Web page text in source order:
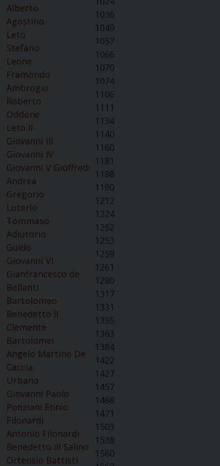
Alberto
Agostino
Leto
Stefano
Leone
Framondo
Ambrogio
Roberto
Oddone
Leto II
Giovanni III
Giovanni IV
Giovanni V Gioffredi
Andrea
Gregorio
Loterio
Tommaso
Adiutorio
Guido
Giovanni VI
Gianfrancesco de
Bellanti
Bartolomeo
Benedetto II
Clemente
Bartolomei
Angelo Martino De
Caccia
Urbano
Giovanni Paolo
Ponziani Ennio
Filonardi
Antonio Filonardi
Benedetto III Salino
Ortensio Battisti
1036
1049
1057
1066
1070
1074
1106
1111
1134
1140
1160
1181
1188
1190
1212
1224
1252
1253
1259
1261
1280
1317
1331
1355
1363
1384
1422
1427
1457
1468
1471
1503
1538
1560